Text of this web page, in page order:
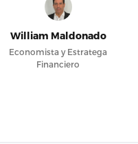
William Maldonado
Economista y Estratega
Financiero